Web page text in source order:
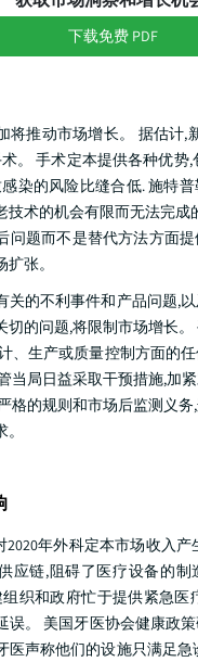
下载免费 PDF
将推动市场增长。 据估计,
。 手术定本提供各种优势
染的风险比缝合低. 施特
技术的机会有限而无法完成
问题而不是替代方法方面
张。
关的不利事件和产品问题,
切的问题,将限制市场增长
、生产或质量控制方面的
当局日益采取干预措施,加
格的规则和市场后监测义
2020年外科定本市场收入
应链,阻碍了医疗设备的制
织和政府忙于提供紧急医
误。 美国牙医协会健康政
医声称他们的设施只满足